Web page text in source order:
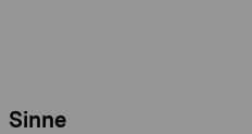
Sinne